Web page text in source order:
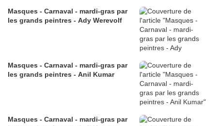
Masques - Carnaval - mardi-gras par
les grands peintres - Ady Werevolf
Masques - Carnaval - mardi-gras par
les grands peintres - Anil Kumar
Masques - Carnaval - mardi-gras par